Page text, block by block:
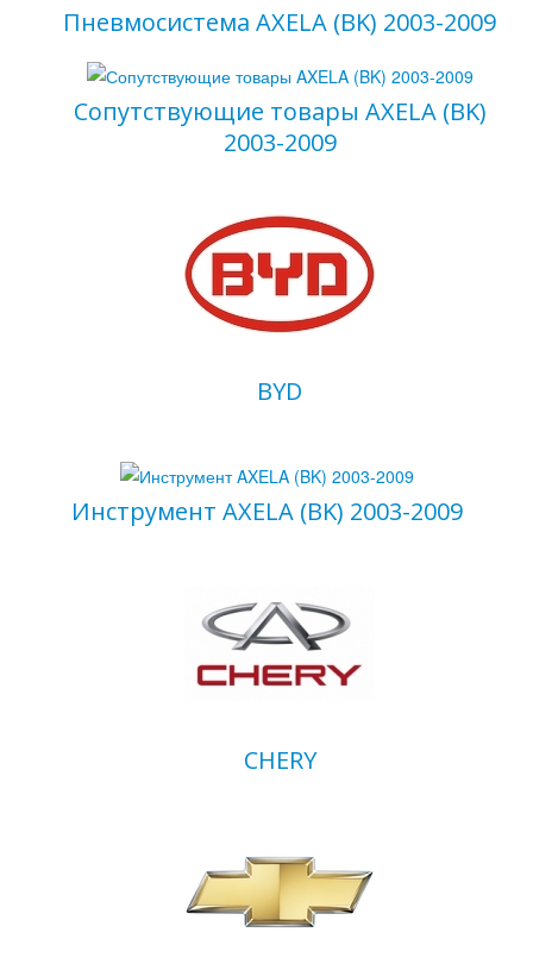
Пневмосистема AXELA (BK) 2003-2009
Сопутствующие товары AXELA (BK)
2003-2009
BYD
Инструмент AXELA (BK) 2003-2009
CHERY